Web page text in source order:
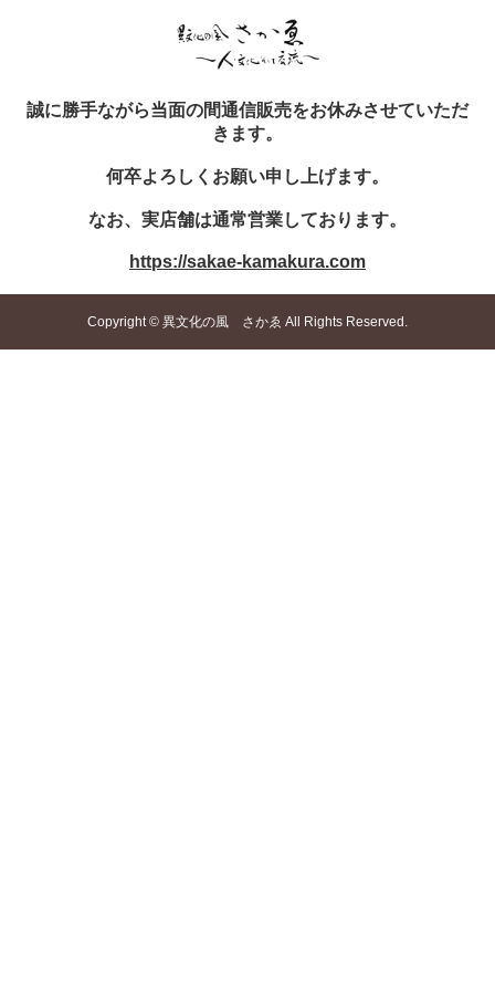
誠に勝手ながら当面の間通信販売をお休みさせていただ
きます。
何卒よろしくお願い申し上げます。
なお、実店舗は通常営業しております。
https://sakae-kamakura.com
Copyright © 異文化の風 さかゑ All Rights Reserved.